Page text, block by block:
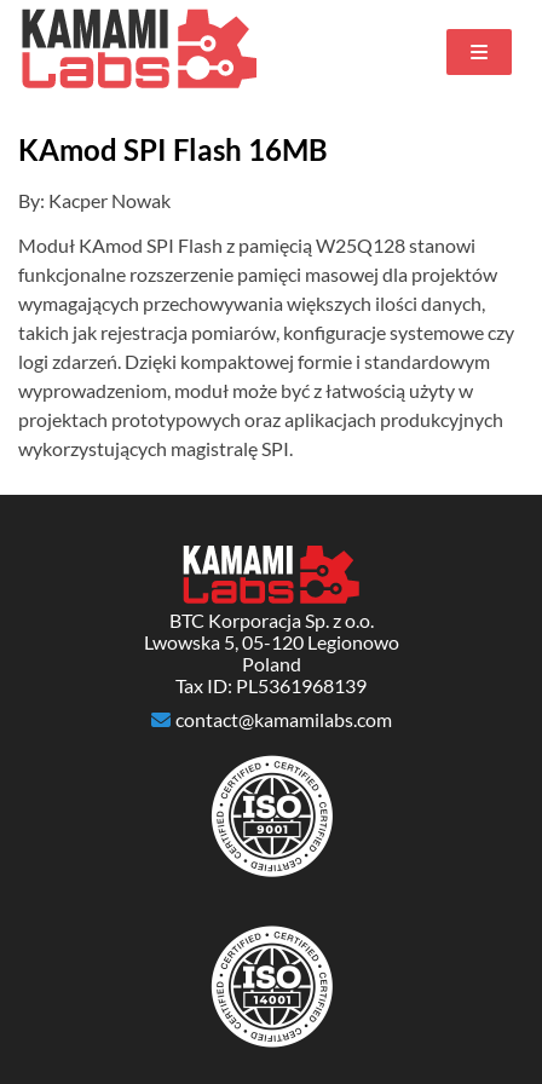
KAmod SPI Flash 16MB
By: Kacper Nowak
Moduł KAmod SPI Flash z pamięcią W25Q128 stanowi
funkcjonalne rozszerzenie pamięci masowej dla projektów
wymagających przechowywania większych ilości danych,
takich jak rejestracja pomiarów, konfiguracje systemowe czy
logi zdarzeń. Dzięki kompaktowej formie i standardowym
wyprowadzeniom, moduł może być z łatwością użyty w
projektach prototypowych oraz aplikacjach produkcyjnych
wykorzystujących magistralę SPI.
BTC Korporacja Sp. z o.o.
Lwowska 5, 05-120 Legionowo
Poland
Tax ID: PL5361968139
contact@kamamilabs.com